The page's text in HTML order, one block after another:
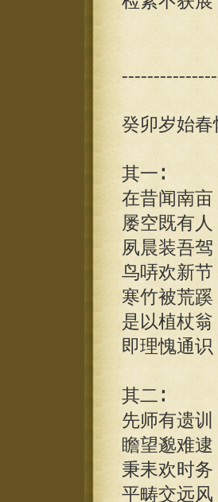
癸卯岁始
其一∶
在昔闻南亩
屡空既有人
夙晨装吾驾
鸟哢欢新节
寒竹被荒蹊
是以植杖翁
即理愧通识
其二∶
先师有遗训
瞻望邈难逮
秉耒欢时务
平畴交远风